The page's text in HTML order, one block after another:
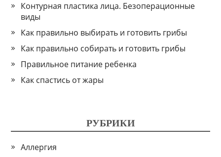
Контурная пластика лица. Безоперационные
виды
Как правильно выбирать и готовить грибы
Как правильно собирать и готовить грибы
Правильное питание ребенка
Как спастись от жары
РУБРИКИ
Аллергия